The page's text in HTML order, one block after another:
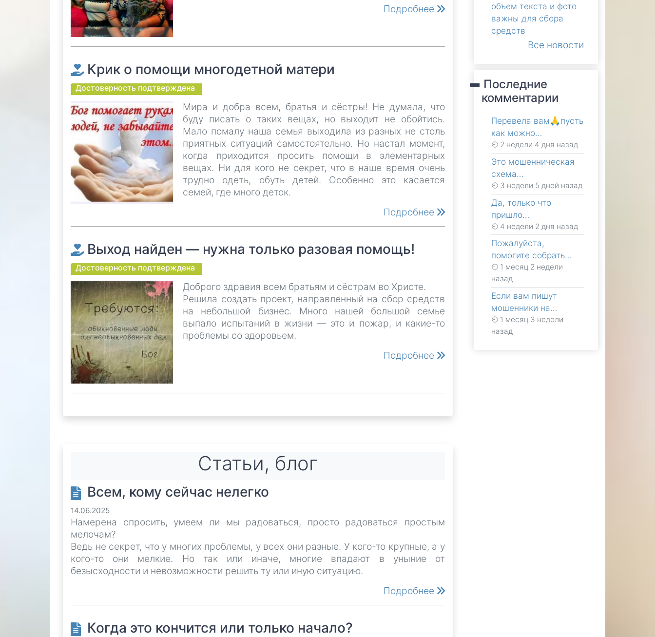
Подробнее
Крик о помощи многодетной матери
Достоверность подтверждена
Мира и добра всем, братья и сёстры! Не думала, что
буду писать о таких вещах, но выходит не обойтись.
Мало помалу наша семья выходила из разных не столь
приятных ситуаций самостоятельно. Но настал момент,
когда приходится просить помощи в элементарных
вещах. Ни для кого не секрет, что в наше время очень
трудно одеть, обуть детей. Особенно это касается
семей, где много деток.
Подробнее
Выход найден — нужна только разовая помощь!
Достоверность подтверждена
Доброго здравия всем братьям и сёстрам во Христе.
Решила создать проект, направленный на сбор средств
на небольшой бизнес. Много нашей большой семье
выпало испытаний в жизни — это и пожар, и какие-то
проблемы со здоровьем.
Подробнее
Статьи, блог
Всем, кому сейчас нелегко
14.06.2025
Намерена спросить, умеем ли мы радоваться, просто радоваться простым
мелочам?
Ведь не секрет, что у многих проблемы, у всех они разные. У кого-то крупные, а у
кого-то они мелкие. Но так или иначе, многие впадают в уныние от
безысходности и невозможности решить ту или иную ситуацию.
Подробнее
Когда это кончится или только начало?
объем текста и фото
важны для сбора
средств
Все новости
Последние
комментарии
Перевела вам🙏пусть
как можно…
2 недели 4 дня назад
Это мошенническая
схема…
3 недели 5 дней назад
Да, только что
пришло…
4 недели 2 дня назад
Пожалуйста,
помогите собрать…
1 месяц 2 недели
назад
Если вам пишут
мошенники на…
1 месяц 3 недели
назад